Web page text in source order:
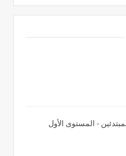
- المستوى الأول